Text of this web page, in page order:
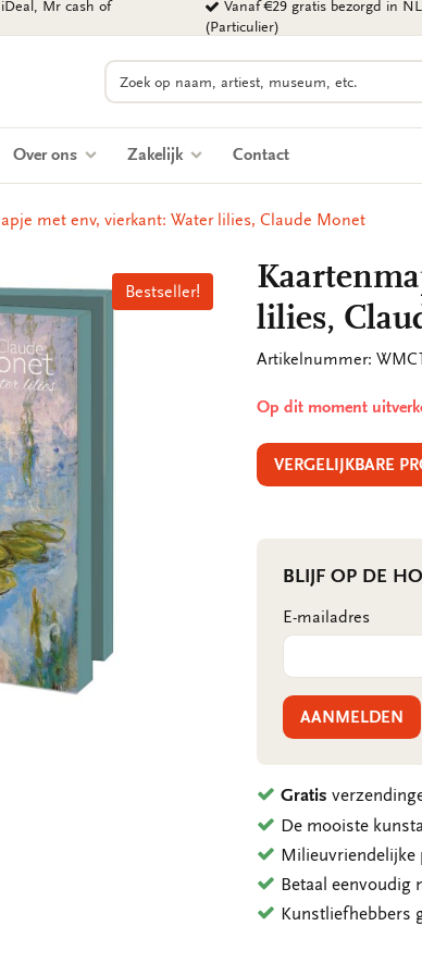
Mr cash of
Vanaf €29 gratis bezorgd in NL
(Particulier)
Zoeken
Over ons Zakelijk Contact
met env, vierkant: Water lilies, Claude Monet
Bestseller!
Bestseller!
lilies,
Artikelnummer:
Op dit moment
VERGELIJKBARE
BLIJF OP DE
E-mailadres
AANMELDEN
Gratis
De mooiste
Milieuvriendelijke
Betaal eenvoudig
Kunstliefhebbers